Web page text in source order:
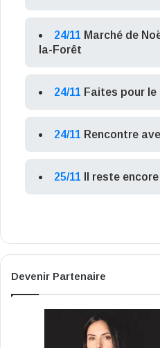
24/11 Marché de
la-Forêt
24/11 Faites pour
24/11 Rencontre
25/11 Il reste
Devenir Partenaire